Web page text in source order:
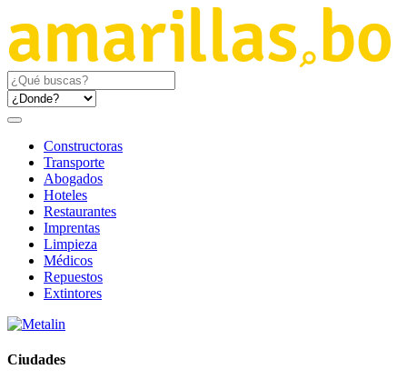
Constructoras
Transporte
Abogados
Hoteles
Restaurantes
Imprentas
Limpieza
Médicos
Repuestos
Extintores
Ciudades